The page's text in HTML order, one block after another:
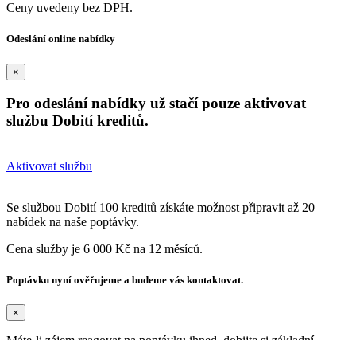
Ceny uvedeny bez DPH.
Odeslání online nabídky
×
Pro odeslání nabídky už stačí pouze aktivovat
službu Dobití kreditů.
Aktivovat službu
Se službou Dobití 100 kreditů získáte možnost připravit až 20
nabídek na naše poptávky.
Cena služby je 6 000 Kč na 12 měsíců.
Poptávku nyní ověřujeme a budeme vás kontaktovat.
×